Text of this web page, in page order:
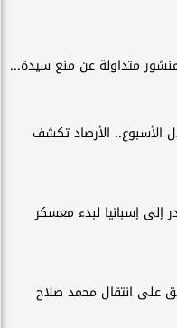
متداولة عن منع سيدة...
الأسبوع.. الأرصاد تكشف
إلى إسبانيا لبدء معسكر
على انتقال محمد صلاح